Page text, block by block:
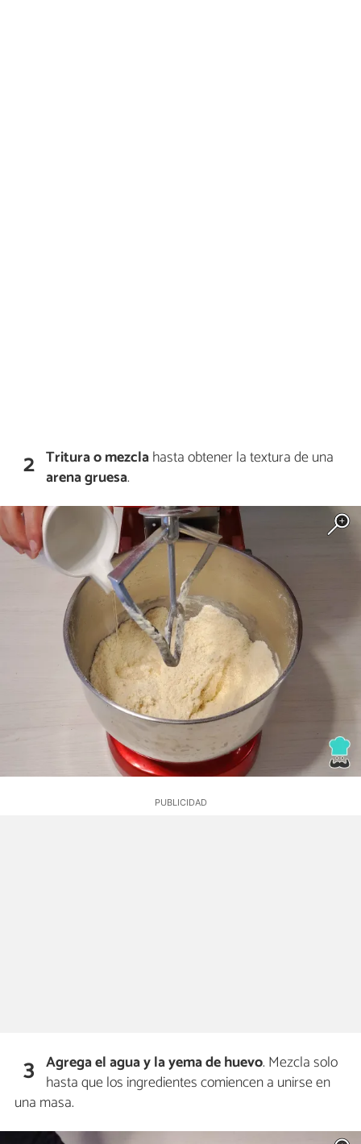
2 Tritura o mezclahasta obtener la textura de una
arena gruesa.
3 Agrega el agua y la yema de huevo. Mezcla solo
hasta que los ingredientes comiencen a unirse en
una masa.